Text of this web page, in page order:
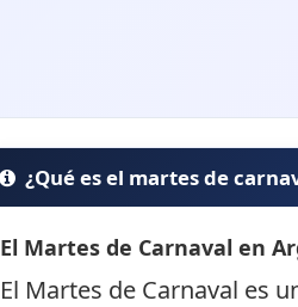
¿Qué es el martes de
El Martes de Carnaval en
El Martes de Carnaval es